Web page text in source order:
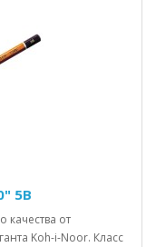
5В
от
Koh-i-Noor. Класс